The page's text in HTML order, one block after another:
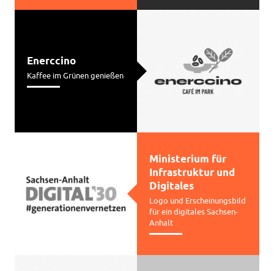
Enerccino
Kaffee im Grünen genießen
Ministerium für
Infrastruktur und
Digitales
Logo und Erscheinungsbild
für ein digitales Sachsen-
Anhalt